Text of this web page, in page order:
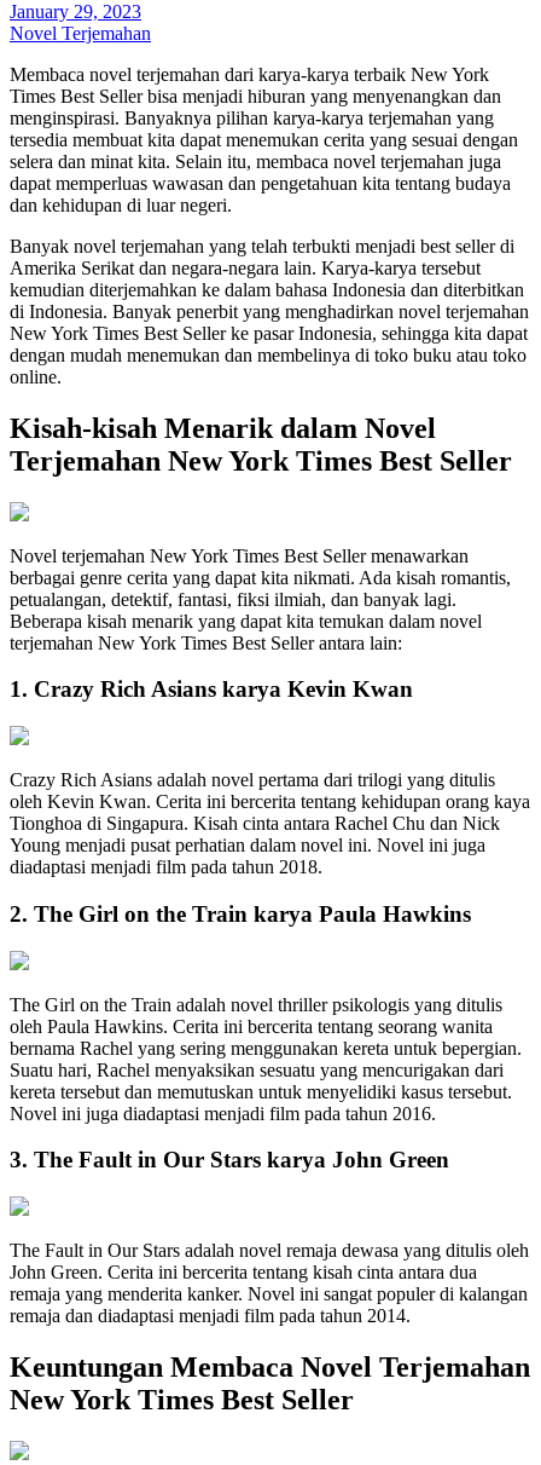
January 29, 2023
Novel Terjemahan
Membaca novel terjemahan dari karya-karya terbaik New York
Times Best Seller bisa menjadi hiburan yang menyenangkan dan
menginspirasi. Banyaknya pilihan karya-karya terjemahan yang
tersedia membuat kita dapat menemukan cerita yang sesuai dengan
selera dan minat kita. Selain itu, membaca novel terjemahan juga
dapat memperluas wawasan dan pengetahuan kita tentang budaya
dan kehidupan di luar negeri.
Banyak novel terjemahan yang telah terbukti menjadi best seller di
Amerika Serikat dan negara-negara lain. Karya-karya tersebut
kemudian diterjemahkan ke dalam bahasa Indonesia dan diterbitkan
di Indonesia. Banyak penerbit yang menghadirkan novel terjemahan
New York Times Best Seller ke pasar Indonesia, sehingga kita dapat
dengan mudah menemukan dan membelinya di toko buku atau toko
online.
Kisah-kisah Menarik dalam Novel
Terjemahan New York Times Best Seller
Novel terjemahan New York Times Best Seller menawarkan
berbagai genre cerita yang dapat kita nikmati. Ada kisah romantis,
petualangan, detektif, fantasi, fiksi ilmiah, dan banyak lagi.
Beberapa kisah menarik yang dapat kita temukan dalam novel
terjemahan New York Times Best Seller antara lain:
1. Crazy Rich Asians karya Kevin Kwan
Crazy Rich Asians adalah novel pertama dari trilogi yang ditulis
oleh Kevin Kwan. Cerita ini bercerita tentang kehidupan orang kaya
Tionghoa di Singapura. Kisah cinta antara Rachel Chu dan Nick
Young menjadi pusat perhatian dalam novel ini. Novel ini juga
diadaptasi menjadi film pada tahun 2018.
2. The Girl on the Train karya Paula Hawkins
The Girl on the Train adalah novel thriller psikologis yang ditulis
oleh Paula Hawkins. Cerita ini bercerita tentang seorang wanita
bernama Rachel yang sering menggunakan kereta untuk bepergian.
Suatu hari, Rachel menyaksikan sesuatu yang mencurigakan dari
kereta tersebut dan memutuskan untuk menyelidiki kasus tersebut.
Novel ini juga diadaptasi menjadi film pada tahun 2016.
3. The Fault in Our Stars karya John Green
The Fault in Our Stars adalah novel remaja dewasa yang ditulis oleh
John Green. Cerita ini bercerita tentang kisah cinta antara dua
remaja yang menderita kanker. Novel ini sangat populer di kalangan
remaja dan diadaptasi menjadi film pada tahun 2014.
Keuntungan Membaca Novel Terjemahan
New York Times Best Seller